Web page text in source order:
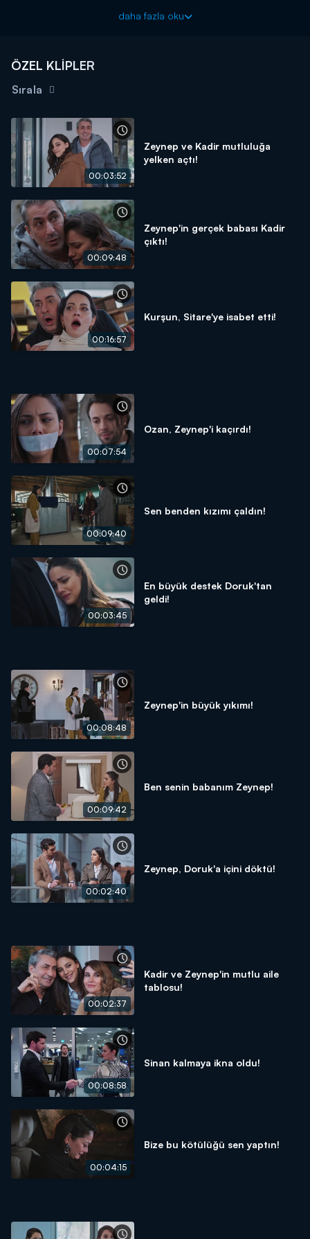
tehdit eden Doruk hiç de beklemediği bir cevapla karşılaşır.
O Kız yeni bölümleriyle her çarşamba Kanal D'de!
daha fazla oku
ÖZEL KLİPLER
Sırala
00:03:52
Zeynep ve Kadir mutluluğa
yelken açtı!
00:09:48
Zeynep'in gerçek babası Kadir
çıktı!
00:16:57
Kurşun, Sitare'ye isabet etti!
00:07:54
Ozan, Zeynep'i kaçırdı!
00:09:40
Sen benden kızımı çaldın!
00:03:45
En büyük destek Doruk'tan
geldi!
00:08:48
Zeynep'in büyük yıkımı!
00:09:42
Ben senin babanım Zeynep!
00:02:40
Zeynep, Doruk'a içini döktü!
00:02:37
Kadir ve Zeynep'in mutlu aile
tablosu!
00:08:58
Sinan kalmaya ikna oldu!
00:04:15
Bize bu kötülüğü sen yaptın!